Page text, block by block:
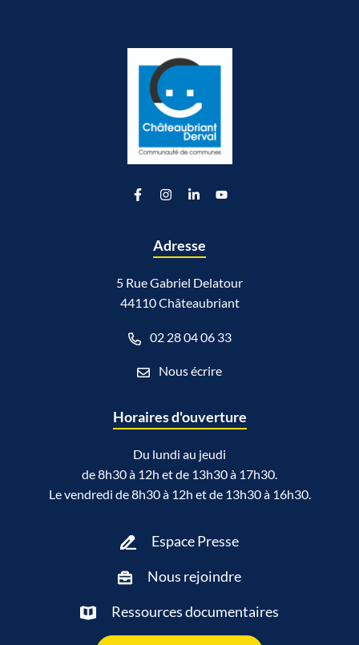
Lien vers le compte Facebook
Lien vers le compte Instagram
Lien vers le compte Linkedin
Lien vers la chaîne
Adresse
5 Rue Gabriel Delatour
44110 Châteaubriant
02 28 04 06 33
Nous écrire
Horaires d'ouverture
Du lundi au jeudi
de 8h30 à 12h et de 13h30 à 17h30.
Le vendredi de 8h30 à 12h et de 13h30 à 16h30.
Espace Presse
Nous rejoindre
Ressources documentaires